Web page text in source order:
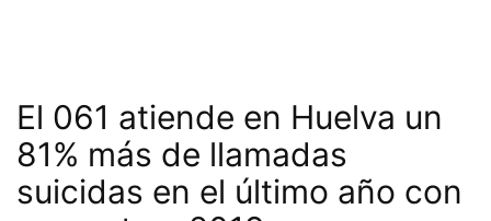
El 061 atiende en Huelva un
81% más de llamadas
suicidas en el último año con